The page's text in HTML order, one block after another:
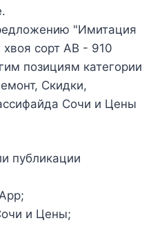
"Имитация
сорт АВ - 910
позициям категории
Скидки,
Сочи и Цены
публикации
и Цены;